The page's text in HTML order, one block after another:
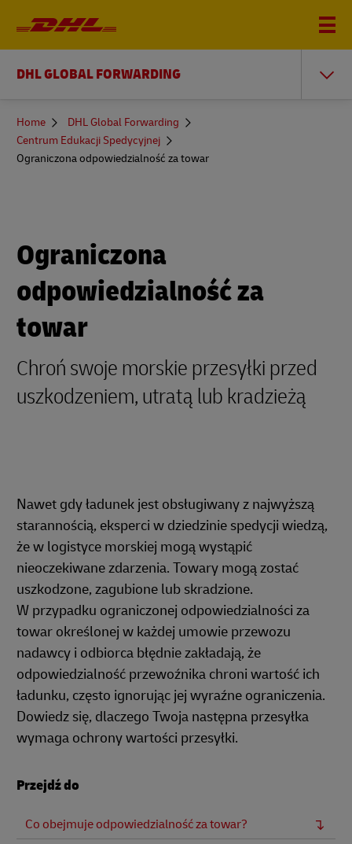
DHL GLOBAL FORWARDING
You
here
Home
DHL Global Forwarding
Centrum Edukacji Spedycyjnej
Ograniczona odpowiedzialność za towar
Ograniczona
odpowiedzialność za
towar
Chroń swoje morskie przesyłki przed
uszkodzeniem, utratą lub kradzieżą
Nawet gdy ładunek jest obsługiwany z najwyższą
starannością, eksperci w dziedzinie spedycji wiedzą,
że w logistyce morskiej mogą wystąpić
nieoczekiwane zdarzenia. Towary mogą zostać
uszkodzone, zagubione lub skradzione.
W przypadku ograniczonej odpowiedzialności za
towar określonej w każdej umowie przewozu
nadawcy i odbiorca błędnie zakładają, że
odpowiedzialność przewoźnika chroni wartość ich
ładunku, często ignorując jej wyraźne ograniczenia.
Dowiedz się, dlaczego Twoja następna przesyłka
wymaga ochrony wartości przesyłki.
Przejdź do
Co obejmuje odpowiedzialność za towar?